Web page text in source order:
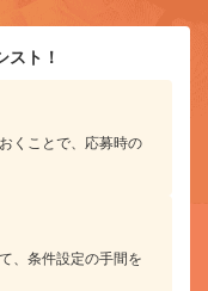
スト！
くことで、応募時の
、条件設定の手間を